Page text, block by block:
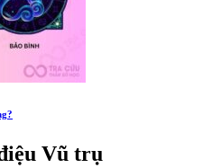
Vũ trụ